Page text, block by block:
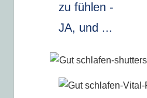
zu fühlen -
JA, und ...